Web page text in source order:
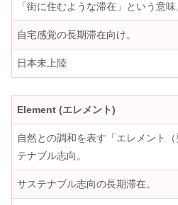
「街に住むような滞在」という意味
自宅感覚の長期滞在向け。
日本未上陸
Element (エレメント)
自然との調和を表す「エレメント
テナブル志向。
サステナブル志向の長期滞在。